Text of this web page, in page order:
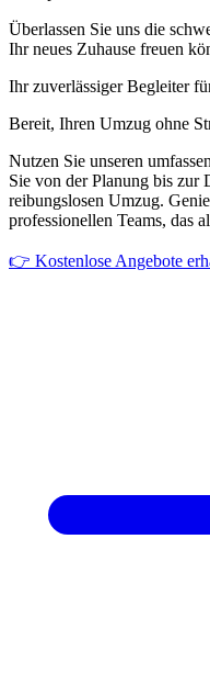
Überlassen Sie uns die
Ihr neues Zuhause freuen
Ihr zuverlässiger Begleiter
Bereit, Ihren Umzug ohne
Nutzen Sie unseren
Sie von der Planung bis zur
reibungslosen Umzug.
professionellen Teams, das
👉 Kostenlose Angebote